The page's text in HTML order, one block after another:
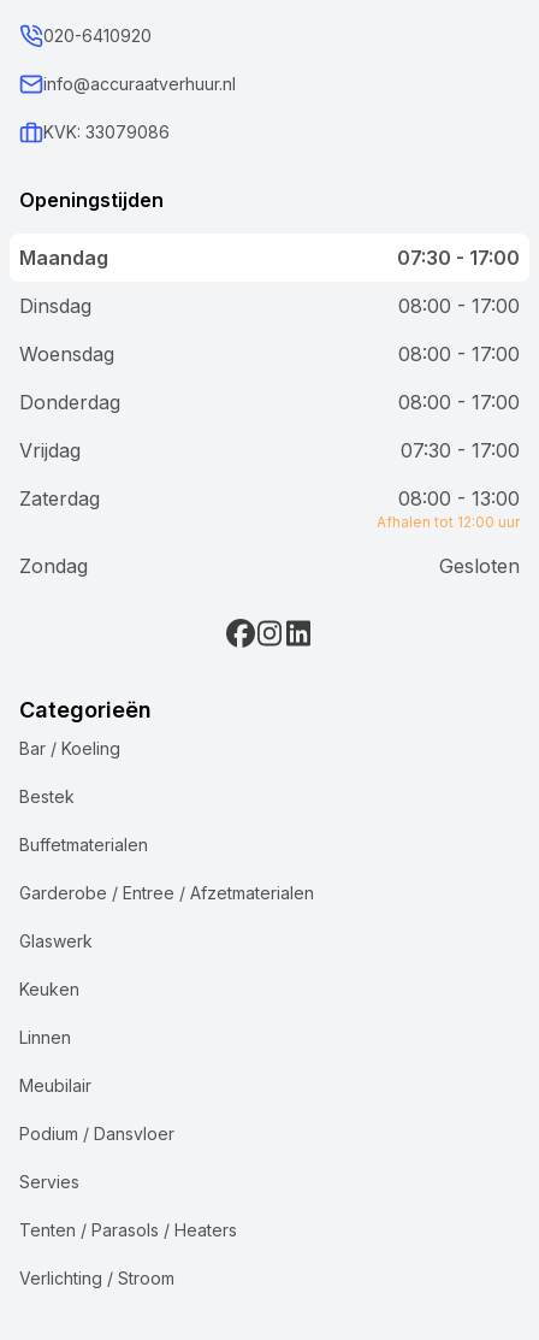
020-6410920
info@accuraatverhuur.nl
KVK: 33079086
Openingstijden
Maandag
07:30 - 17:00
Dinsdag
08:00 - 17:00
Woensdag
08:00 - 17:00
Donderdag
08:00 - 17:00
Vrijdag
07:30 - 17:00
Zaterdag
08:00 - 13:00
Afhalen tot 12:00 uur
Zondag Gesloten
Categorieën
Bar / Koeling
Bestek
Buffetmaterialen
Garderobe / Entree / Afzetmaterialen
Glaswerk
Keuken
Linnen
Meubilair
Podium / Dansvloer
Servies
Tenten / Parasols / Heaters
Verlichting / Stroom